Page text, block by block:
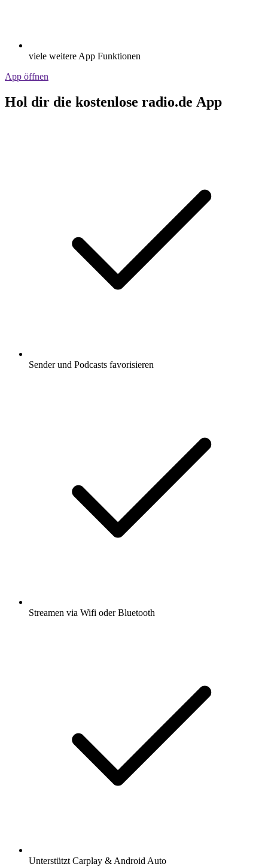
viele weitere App Funktionen
App öffnen
Hol dir die kostenlose radio.de App
Sender und Podcasts favorisieren
Streamen via Wifi oder Bluetooth
Unterstützt Carplay & Android Auto